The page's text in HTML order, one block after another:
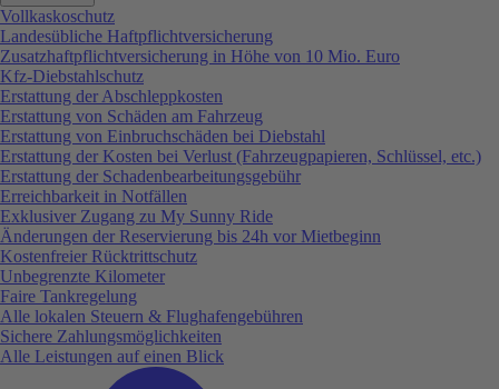
Vollkaskoschutz
Landesübliche Haftpflichtversicherung
Zusatzhaftpflichtversicherung in Höhe von 10 Mio. Euro
Kfz-Diebstahlschutz
Erstattung der Abschleppkosten
Erstattung von Schäden am Fahrzeug
Erstattung von Einbruchschäden bei Diebstahl
Erstattung der Kosten bei Verlust (Fahrzeugpapieren, Schlüssel, etc.)
Erstattung der Schadenbearbeitungsgebühr
Erreichbarkeit in Notfällen
Exklusiver Zugang zu My Sunny Ride
Änderungen der Reservierung bis 24h vor Mietbeginn
Kostenfreier Rücktrittschutz
Unbegrenzte Kilometer
Faire Tankregelung
Alle lokalen Steuern & Flughafengebühren
Sichere Zahlungsmöglichkeiten
Alle Leistungen auf einen Blick